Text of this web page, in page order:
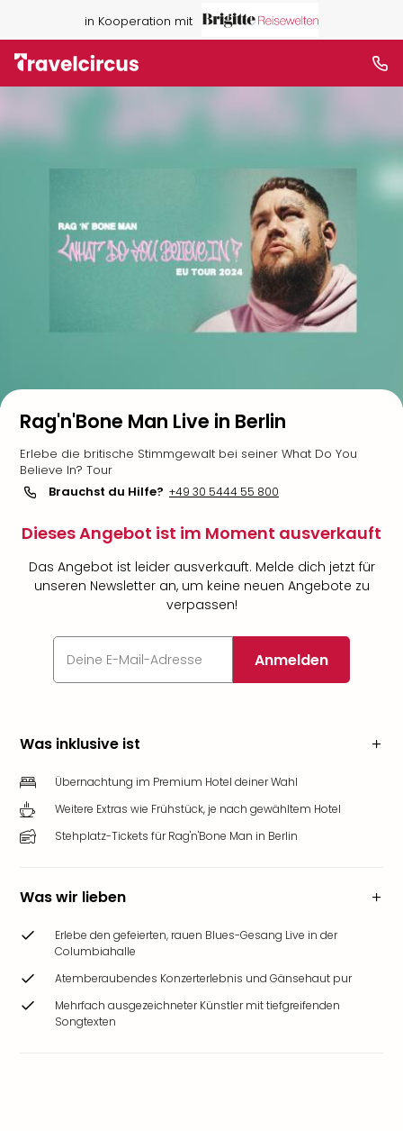
in Kooperation mit
Rag'n'Bone Man Live in Berlin
Erlebe die britische Stimmgewalt bei seiner What Do You
Believe In? Tour
Brauchst du Hilfe? +49 30 5444 55 800
Dieses Angebot ist im Moment ausverkauft
Das Angebot ist leider ausverkauft. Melde dich jetzt für
unseren Newsletter an, um keine neuen Angebote zu
verpassen!
Anmelden
Was inklusive ist
Übernachtung im Premium Hotel deiner Wahl
Weitere Extras wie Frühstück, je nach gewähltem Hotel
Stehplatz-Tickets für Rag'n'Bone Man in Berlin
Was wir lieben
Erlebe den gefeierten, rauen Blues-Gesang Live in der
Columbiahalle
Atemberaubendes Konzerterlebnis und Gänsehaut pur
Mehrfach ausgezeichneter Künstler mit tiefgreifenden
Songtexten